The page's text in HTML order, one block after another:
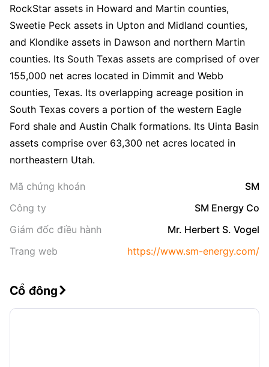
RockStar assets in Howard and Martin counties,
Sweetie Peck assets in Upton and Midland counties,
and Klondike assets in Dawson and northern Martin
counties. Its South Texas assets are comprised of over
155,000 net acres located in Dimmit and Webb
counties, Texas. Its overlapping acreage position in
South Texas covers a portion of the western Eagle
Ford shale and Austin Chalk formations. Its Uinta Basin
assets comprise over 63,300 net acres located in
northeastern Utah.
Mã chứng khoán
SM
Công ty
SM Energy Co
Giám đốc điều hành
Mr. Herbert S. Vogel
Trang web
https://www.sm-energy.com/
Cổ đông 